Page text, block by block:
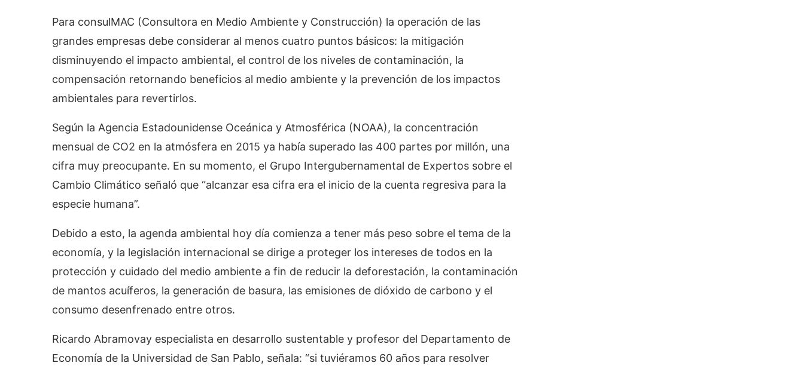
Para consulMAC (Consultora en Medio Ambiente y Construcción) la operación de las
grandes empresas debe considerar al menos cuatro puntos básicos: la mitigación
disminuyendo el impacto ambiental, el control de los niveles de contaminación, la
compensación retornando beneficios al medio ambiente y la prevención de los impactos
ambientales para revertirlos.
Según la Agencia Estadounidense Oceánica y Atmosférica (NOAA), la concentración
mensual de CO2 en la atmósfera en 2015 ya había superado las 400 partes por millón, una
cifra muy preocupante. En su momento, el Grupo Intergubernamental de Expertos sobre el
Cambio Climático señaló que “alcanzar esa cifra era el inicio de la cuenta regresiva para la
especie humana”.
Debido a esto, la agenda ambiental hoy día comienza a tener más peso sobre el tema de la
economía, y la legislación internacional se dirige a proteger los intereses de todos en la
protección y cuidado del medio ambiente a fin de reducir la deforestación, la contaminación
de mantos acuíferos, la generación de basura, las emisiones de dióxido de carbono y el
consumo desenfrenado entre otros.
Ricardo Abramovay especialista en desarrollo sustentable y profesor del Departamento de
Economía de la Universidad de San Pablo, señala: “si tuviéramos 60 años para resolver